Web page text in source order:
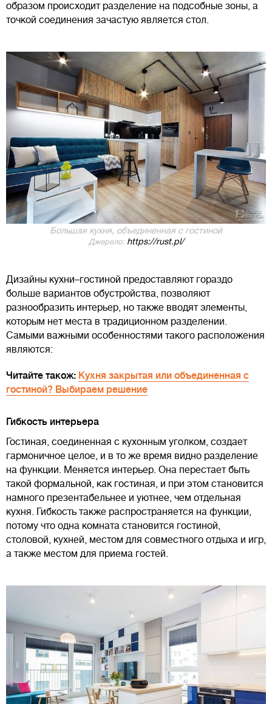
образом происходит разделение на подсобные зоны, а
точкой соединения зачастую является стол.
Большая кухня, объединенная с гостиной
Джерело:https://rust.pl/
Дизайны кухни–гостиной предоставляют гораздо
больше вариантов обустройства, позволяют
разнообразить интерьер, но также вводят элементы,
которым нет места в традиционном разделении.
Самыми важными особенностями такого расположения
являются:
Читайте також: Кухня закрытая или объединенная с
гостиной? Выбираем решение
Гибкость интерьера
Гостиная, соединенная с кухонным уголком, создает
гармоничное целое, и в то же время видно разделение
на функции. Меняется интерьер. Она перестает быть
такой формальной, как гостиная, и при этом становится
намного презентабельнее и уютнее, чем отдельная
кухня. Гибкость также распространяется на функции,
потому что одна комната становится гостиной,
столовой, кухней, местом для совместного отдыха и игр,
а также местом для приема гостей.